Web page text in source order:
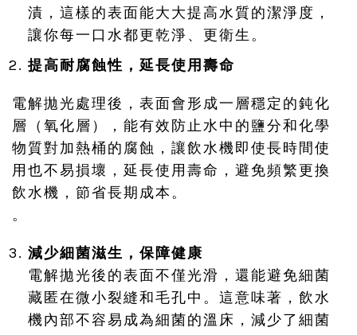
漬，這樣的表面能大大提高水質的潔淨度，
讓你每一口水都更乾淨、更衛生。
提高耐腐蝕性，延長使用壽命
電解拋光處理後，表面會形成一層穩定的鈍化
層（氧化層），能有效防止水中的鹽分和化學
物質對加熱桶的腐蝕，讓飲水機即使長時間使
用也不易損壞，延長使用壽命，避免頻繁更換
飲水機，節省長期成本。
。
減少細菌滋生，保障健康
電解拋光後的表面不僅光滑，還能避免細菌
藏匿在微小裂縫和毛孔中。這意味著，飲水
機內部不容易成為細菌的溫床，減少了細菌